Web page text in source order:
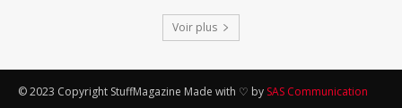
Voir plus
© 2023 Copyright StuffMagazine Made with ♡ by SAS Communication